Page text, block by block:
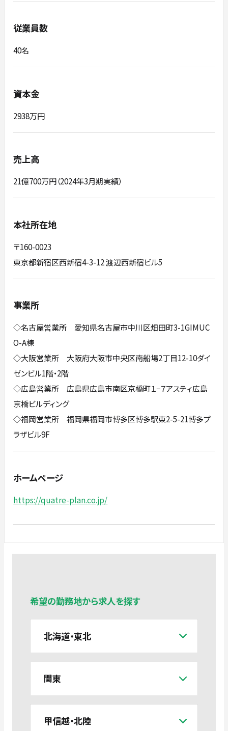
従業員数
40名
資本金
2938万円
売上高
21億700万円（2024年3⽉期実績）
本社所在地
〒160-0023
東京都新宿区⻄新宿4-3-12 渡辺⻄新宿ビル5
事業所
◇名古屋営業所 愛知県名古屋市中川区畑田町3-1GIMUC
O-A棟
◇大阪営業所 大阪府大阪市中央区南船場2丁目12-10ダイ
ゼンビル1階・2階
◇広島営業所 広島県広島市南区京橋町１−７アスティ広島
京橋ビルディング
◇福岡営業所 福岡県福岡市博多区博多駅東2-5-21博多プ
ラザビル9F
ホームページ
https://quatre-plan.co.jp/
希望の勤務地から求人を探す
北海道・東北
関東
甲信越・北陸